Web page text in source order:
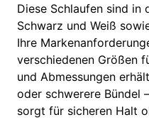
Diese Schlaufen sind in
Schwarz und Weiß
Ihre
verschiedenen Größen
und Abmessungen
oder schwerere Bündel
sorgt für sicheren Halt